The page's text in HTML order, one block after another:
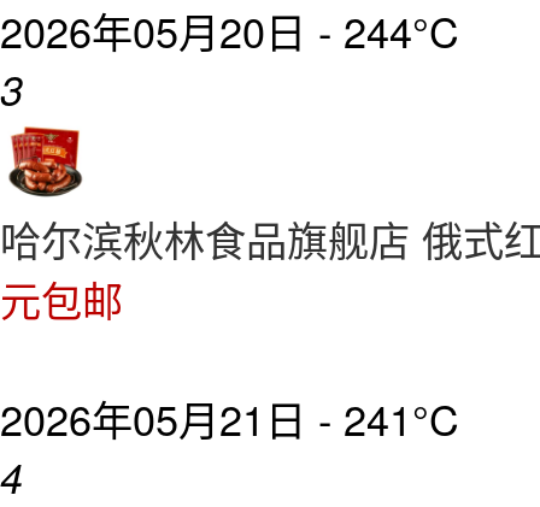
2026年05月20日 - 244°C
3
哈尔滨秋林食品旗舰店 俄式
元包邮
2026年05月21日 - 241°C
4